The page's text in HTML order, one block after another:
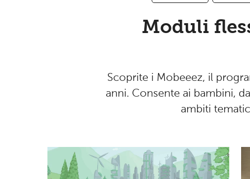
Moduli
Scoprite i Mobeeez, il
anni. Consente ai bambini,
ambiti